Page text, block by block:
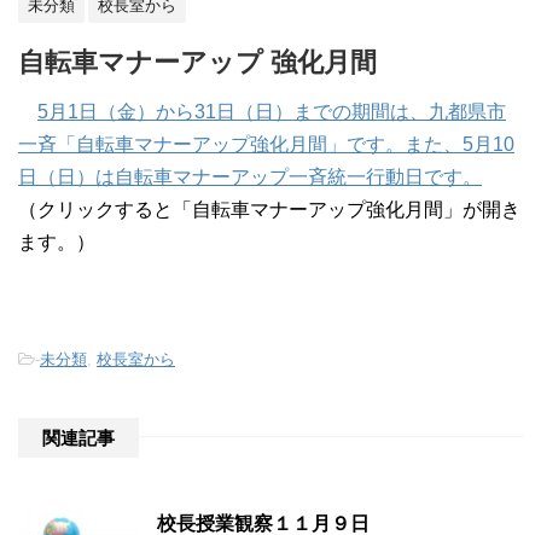
未分類 校長室から
自転車マナーアップ 強化月間
5月1日（金）から31日（日）までの期間は、九都県市
一斉「自転車マナーアップ強化月間」です。また、5月10
日（日）は自転車マナーアップ一斉統一行動日です。
（クリックすると「自転車マナーアップ強化月間」が開き
ます。）
-未分類 校長室から
関連記事
校長授業観察１１月９日